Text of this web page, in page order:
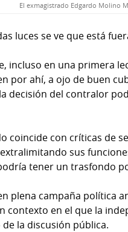
El exmagistrado Edgardo Molino
luces se ve que está
incluso en una primera
por ahí, a ojo de buen
decisión del contralor
coincide con críticas de
sus
tener un trasfondo
plena campaña política
contexto en el que la
la discusión pública.